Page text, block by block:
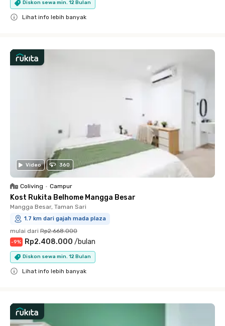
Diskon sewa min. 12 Bulan
Lihat info lebih banyak
Video 360
Coliving • Campur
Kost Rukita Belhome Mangga Besar
Mangga Besar, Taman Sari
1.7 km dari gajah mada plaza
mulai dari Rp2.668.000
-9% Rp2.408.000 /bulan
Diskon sewa min. 12 Bulan
Lihat info lebih banyak